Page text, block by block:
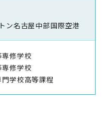
ン名古屋中部国際空港
修学校
修学校
学校高等課程